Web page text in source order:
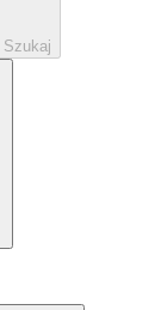
Szukaj